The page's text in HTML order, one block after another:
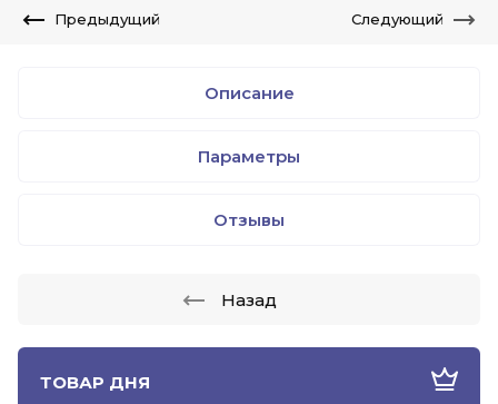
ТОВАР ДНЯ
Предыдущий Следующий
Описание
Параметры
Отзывы
Назад